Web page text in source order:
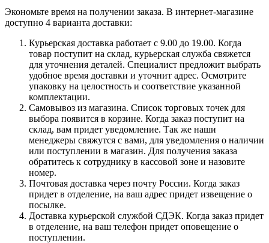
Экономьте время на получении заказа. В интернет-магазине
доступно 4 варианта доставки:
Курьерская доставка работает с 9.00 до 19.00. Когда
товар поступит на склад, курьерская служба свяжется
для уточнения деталей. Специалист предложит выбрать
удобное время доставки и уточнит адрес. Осмотрите
упаковку на целостность и соответствие указанной
комплектации.
Самовывоз из магазина. Список торговых точек для
выбора появится в корзине. Когда заказ поступит на
склад, вам придет уведомление. Так же наши
менеджеры свяжутся с вами, для уведомления о наличии
или поступлении в магазин. Для получения заказа
обратитесь к сотруднику в кассовой зоне и назовите
номер.
Почтовая доставка через почту России. Когда заказ
придет в отделение, на ваш адрес придет извещение о
посылке.
Доставка курьерской службой СДЭК. Когда заказ придет
в отделение, на ваш телефон придет оповещение о
поступлении.